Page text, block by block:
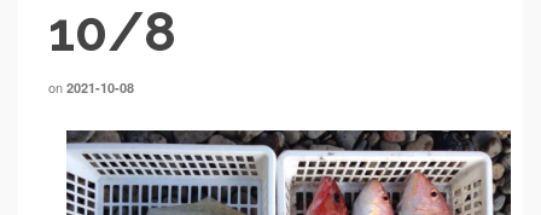
10/8
on 2021-10-08